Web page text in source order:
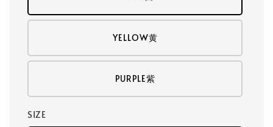
YELLOW黄
PURPLE紫
SIZE